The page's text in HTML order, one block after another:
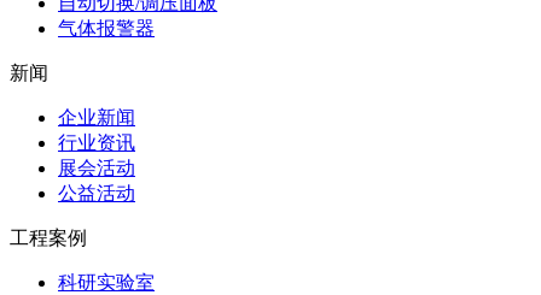
气体报警器
新闻
企业新闻
行业资讯
展会活动
公益活动
工程案例
科研实验室